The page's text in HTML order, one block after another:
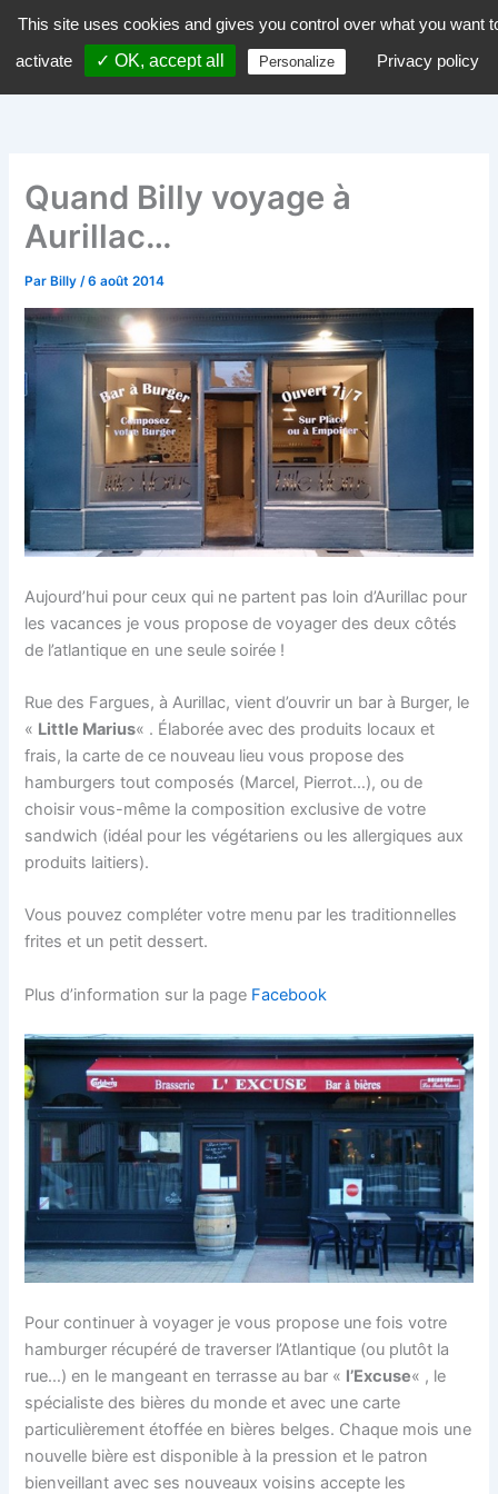
contenu
dZiGue
Quand Billy voyage à
Aurillac…
Par Billy/6 août 2014
Aujourd’hui pour ceux qui ne partent pas loin d’Aurillac pour
les vacances je vous propose de voyager des deux côtés
de l’atlantique en une seule soirée !
Rue des Fargues, à Aurillac, vient d’ouvrir un bar à Burger, le
« Little Marius« . Élaborée avec des produits locaux et
frais, la carte de ce nouveau lieu vous propose des
hamburgers tout composés (Marcel, Pierrot…), ou de
choisir vous-même la composition exclusive de votre
sandwich (idéal pour les végétariens ou les allergiques aux
produits laitiers).
Vous pouvez compléter votre menu par les traditionnelles
frites et un petit dessert.
Plus d’information sur la page Facebook
Pour continuer à voyager je vous propose une fois votre
hamburger récupéré de traverser l’Atlantique (ou plutôt la
rue…) en le mangeant en terrasse au bar « l’Excuse« , le
spécialiste des bières du monde et avec une carte
particulièrement étoffée en bières belges. Chaque mois une
nouvelle bière est disponible à la pression et le patron
bienveillant avec ses nouveaux voisins accepte les
This site uses cookies and gives you control over what you want
activate
✓ OK, accept all Personalize Privacy policy